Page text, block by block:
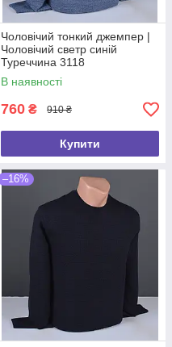
Чоловічий тонкий джемпер |
Чоловічий светр синій
Туреччина 3118
В наявності
760 ₴ 910 ₴
Купити
–16%